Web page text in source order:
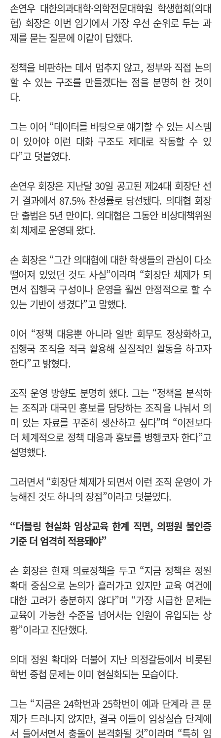
손연우 대한의과대학·의학전문대학원 학생협회(의대
협) 회장은 이번 임기에서 가장 우선 순위로 두는 과
제를 묻는 질문에 이같이 답했다.
정책을 비판하는 데서 멈추지 않고, 정부와 직접 논의
할 수 있는 구조를 만들겠다는 점을 분명히 한 것이
다.
그는 이어 “데이터를 바탕으로 얘기할 수 있는 시스템
이 있어야 이런 대화 구조도 제대로 작동할 수 있
다”고 덧붙였다.
손연우 회장은 지난달 30일 공고된 제24대 회장단 선
거 결과에서 87.5% 찬성률로 당선됐다. 의대협 회장
단 출범은 5년 만이다. 의대협은 그동안 비상대책위원
회 체제로 운영돼 왔다.
손 회장은 “그간 의대협에 대한 학생들의 관심이 다소
떨어져 있었던 것도 사실”이라며 “회장단 체제가 되
면서 집행국 구성이나 운영을 훨씬 안정적으로 할 수
있는 기반이 생겼다”고 말했다.
이어 “정책 대응뿐 아니라 일반 회무도 정상화하고,
집행국 조직을 적극 활용해 실질적인 활동을 하고자
한다”고 밝혔다.
조직 운영 방향도 분명히 했다. 그는 “정책을 분석하
는 조직과 대국민 홍보를 담당하는 조직을 나눠서 의
미 있는 자료를 꾸준히 생산하고 싶다”며 “이전보다
더 체계적으로 정책 대응과 홍보를 병행코자 한다”고
설명했다.
그러면서 “회장단 체제가 되면서 이런 조직 운영이 가
능해진 것도 하나의 장점”이라고 덧붙였다.
“더블링 현실화 임상교육 한계 직면, 의평원 불인증
기준 더 엄격히 적용돼야”
손 회장은 현재 의료정책을 두고 “지금 정책은 정원
확대 중심으로 논의가 흘러가고 있지만 교육 여건에
대한 고려가 충분하지 않다”며 “가장 시급한 문제는
교육이 가능한 수준을 넘어서는 인원이 유입되는 상
황”이라고 진단했다.
의대 정원 확대와 더불어 지난 의정갈등에서 비롯된
학번 중첩 문제는 이미 현실화되는 모습이다.
그는 “지금은 24학번과 25학번이 예과 단계라 큰 문
제가 드러나지 않지만, 결국 이들이 임상실습 단계에
서 들어서면서 충돌이 본격화될 것”이라며 “특히 임